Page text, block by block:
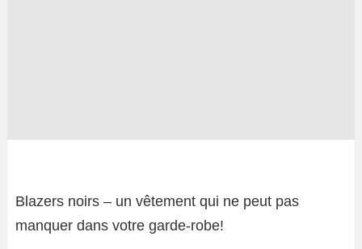
Blazers noirs – un vêtement qui ne peut pas
manquer dans votre garde-robe!